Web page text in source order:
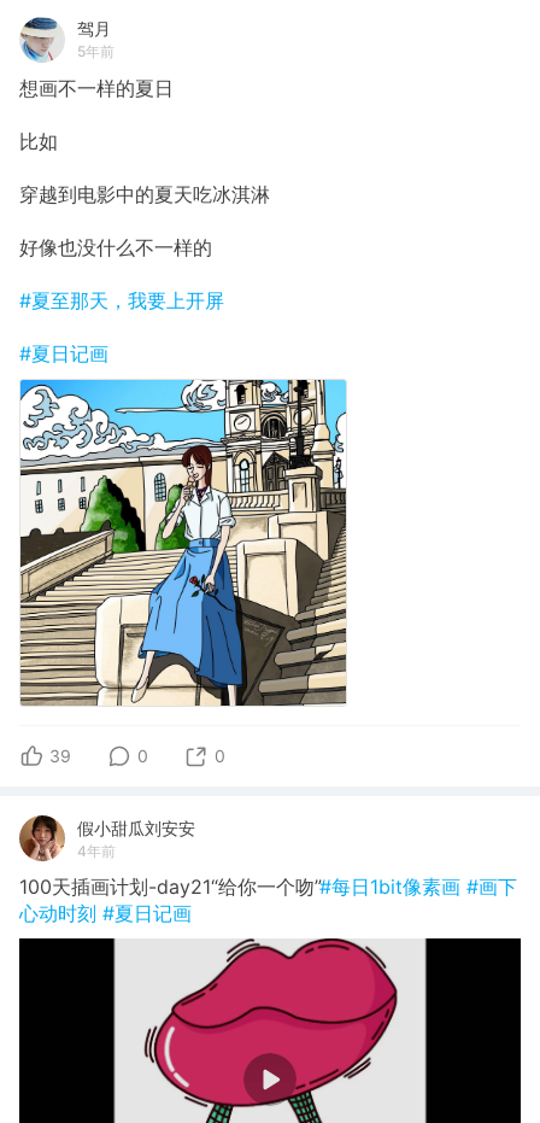
驾月
5年前
想画不一样的夏日
比如
穿越到电影中的夏天吃冰淇淋
好像也没什么不一样的
#夏至那天，我要上开屏
#夏日记画
39 0 0
假小甜瓜刘安安
4年前
100天插画计划-day21“给你一个吻”#每日1bit像素画 #画下
心动时刻 #夏日记画